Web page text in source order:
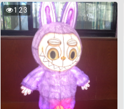
123
次
瀏
覽
客
製
花